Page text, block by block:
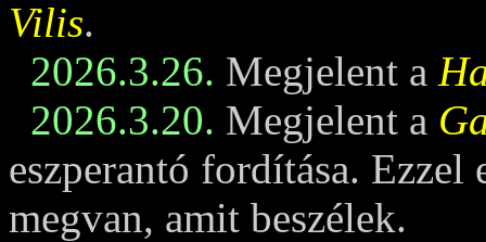
Vilis.
2026.3.26. Megjelent a
2026.3.20. Megjelent a
eszperantó fordítása. Ezzel
megvan, amit beszélek.